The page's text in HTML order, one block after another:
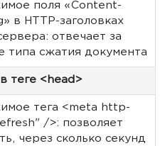
поля «Content-
в HTTP-заголовках
отвечает за
типа сжатия документа
теге <head>
тега <meta http-
/>: позволяет
через сколько секунд